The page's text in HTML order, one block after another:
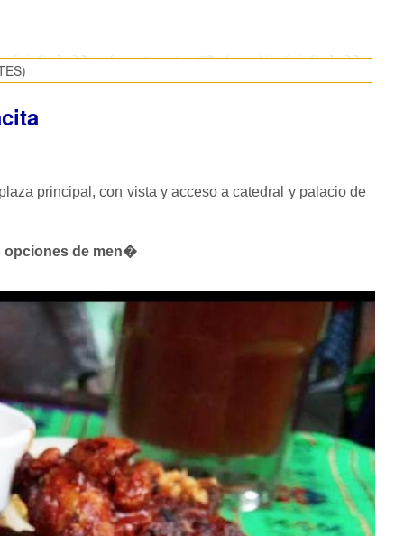
principal, con vista y acceso a catedral y palacio de
opciones de men�